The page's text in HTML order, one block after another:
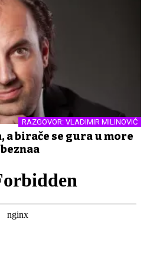
RAZGOVOR: VLADIMIR MILINOVIĆ
a birače se gura u more